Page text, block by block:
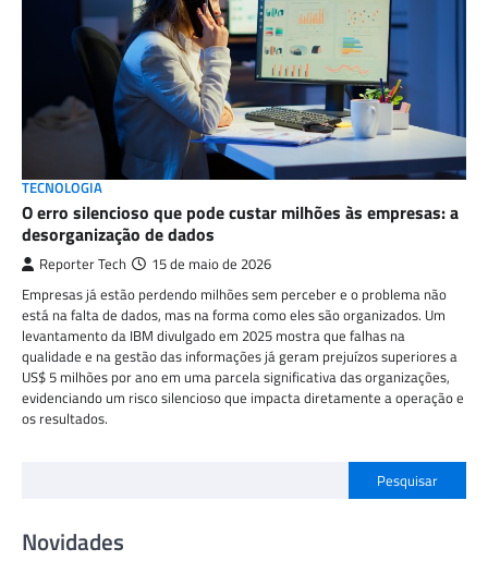
TECNOLOGIA
O erro silencioso que pode custar milhões às empresas: a
desorganização de dados
Reporter Tech 15 de maio de 2026
Empresas já estão perdendo milhões sem perceber e o problema não
está na falta de dados, mas na forma como eles são organizados. Um
levantamento da IBM divulgado em 2025 mostra que falhas na
qualidade e na gestão das informações já geram prejuízos superiores a
US$ 5 milhões por ano em uma parcela significativa das organizações,
evidenciando um risco silencioso que impacta diretamente a operação e
os resultados.
Pesquisar
Novidades